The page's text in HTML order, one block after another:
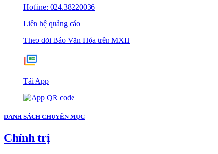
Hotline: 024.38220036
Liên hệ quảng cáo
Theo dõi Báo Văn Hóa trên MXH
Tải App
DANH SÁCH CHUYÊN MỤC
Chính trị